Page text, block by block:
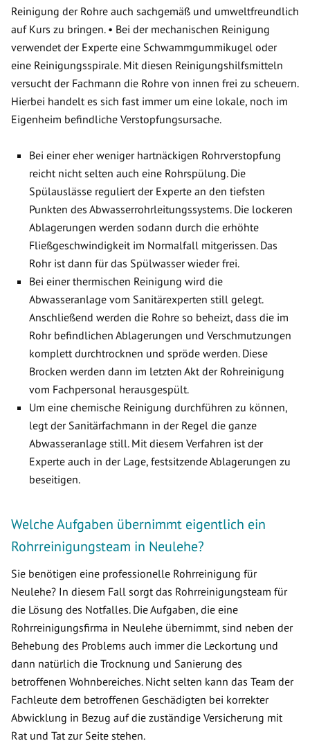
Reinigung der Rohre auch sachgemäß und umweltfreundlich
auf Kurs zu bringen. • Bei der mechanischen Reinigung
verwendet der Experte eine Schwammgummikugel oder
eine Reinigungsspirale. Mit diesen Reinigungshilfsmitteln
versucht der Fachmann die Rohre von innen frei zu scheuern.
Hierbei handelt es sich fast immer um eine lokale, noch im
Eigenheim befindliche Verstopfungsursache.
Bei einer eher weniger hartnäckigen Rohrverstopfung
reicht nicht selten auch eine Rohrspülung. Die
Spülauslässe reguliert der Experte an den tiefsten
Punkten des Abwasserrohrleitungssystems. Die lockeren
Ablagerungen werden sodann durch die erhöhte
Fließgeschwindigkeit im Normalfall mitgerissen. Das
Rohr ist dann für das Spülwasser wieder frei.
Bei einer thermischen Reinigung wird die
Abwasseranlage vom Sanitärexperten still gelegt.
Anschließend werden die Rohre so beheizt, dass die im
Rohr befindlichen Ablagerungen und Verschmutzungen
komplett durchtrocknen und spröde werden. Diese
Brocken werden dann im letzten Akt der Rohreinigung
vom Fachpersonal herausgespült.
Um eine chemische Reinigung durchführen zu können,
legt der Sanitärfachmann in der Regel die ganze
Abwasseranlage still. Mit diesem Verfahren ist der
Experte auch in der Lage, festsitzende Ablagerungen zu
beseitigen.
Welche Aufgaben übernimmt eigentlich ein
Rohrreinigungsteam in Neulehe?
Sie benötigen eine professionelle Rohrreinigung für
Neulehe? In diesem Fall sorgt das Rohrreinigungsteam für
die Lösung des Notfalles. Die Aufgaben, die eine
Rohrreinigungsfirma in Neulehe übernimmt, sind neben der
Behebung des Problems auch immer die Leckortung und
dann natürlich die Trocknung und Sanierung des
betroffenen Wohnbereiches. Nicht selten kann das Team der
Fachleute dem betroffenen Geschädigten bei korrekter
Abwicklung in Bezug auf die zuständige Versicherung mit
Rat und Tat zur Seite stehen.